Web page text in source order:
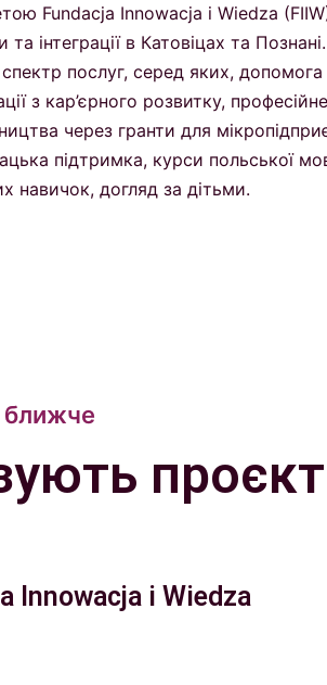
Fundacja Innowacja i Wiedza
та інтеграції в Катовіцах та
послуг, серед яких,
з кар’єрного розвитку,
через гранти для
підтримка, курси польської
навичок, догляд за дітьми.
ближче
Innowacja i Wiedza